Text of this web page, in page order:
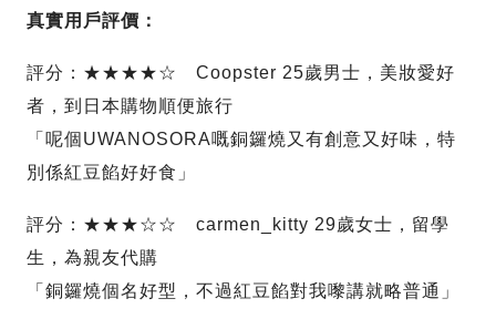
真實用戶評價：
評分：★★★★☆ Coopster 25歲男士，美妝愛好
者，到日本購物順便旅行
「呢個UWANOSORA嘅銅鑼燒又有創意又好味，特
別係紅豆餡好好食」
評分：★★★☆☆ carmen_kitty 29歲女士，留學
生，為親友代購
「銅鑼燒個名好型，不過紅豆餡對我嚟講就略普通」